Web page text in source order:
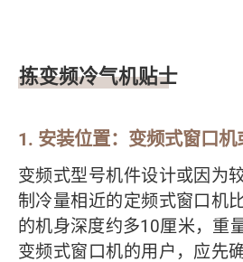
拣变频冷气机贴士
1. 安装位置：变频式窗口
变频式型号机件设计或因为
制冷量相近的定频式窗口机
的机身深度约多10厘米，重
变频式窗口机的用户，应先